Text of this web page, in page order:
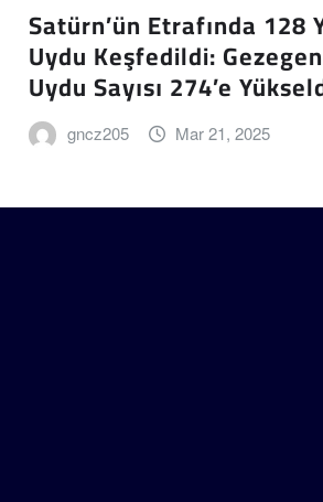
Satürn’ün Etrafında 128
Uydu Keşfedildi:
Uydu Sayısı 274’e
gncz205 Mar 21, 2025